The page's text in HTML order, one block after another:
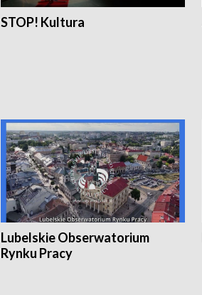
STOP! Kultura
Lubelskie Obserwatorium
Rynku Pracy